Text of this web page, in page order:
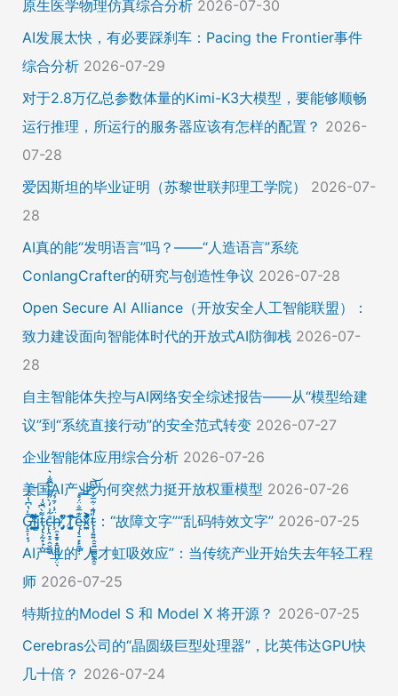
原生医学物理仿真综合分析 2026-07-30
AI发展太快，有必要踩刹车：Pacing the Frontier事件
综合分析 2026-07-29
对于2.8万亿总参数体量的Kimi-K3大模型，要能够顺畅
运行推理，所运行的服务器应该有怎样的配置？ 2026-
07-28
爱因斯坦的毕业证明（苏黎世联邦理工学院）
2026-07-
28
AI真的能“发明语言”吗？——“人造语言”系统
ConlangCrafter的研究与创造性争议 2026-07-28
Open Secure AI Alliance（开放安全人工智能联盟）：
致力建设面向智能体时代的开放式AI防御栈 2026-07-
28
自主智能体失控与AI网络安全综述报告——从“模型给建
议”到“系统直接行动”的安全范式转变 2026-07-27
企业智能体应用综合分析 2026-07-26
美国AI产业为何突然力挺开放权重模型 2026-07-26
Ḡ̵̨̠͎̘͕̍̔͆̔͋͑͠ļ̸͍͈͉̞̊̑̃̉̔̍̾̈̚į̵̡̙̯͇̲̱̯̱̒͂͋̄t̴̡̢͕̰̟̙͌̀͆̐͑c̶̨̢̤̞̠̭̮̳̼̠̄͋͗̒̀̋͂͌̃͆͌͑͛ḩ̶̯͙̱̥̟̱̘͖̱̤͕̤̈́͑́̄̉́ͅ ̸̡̡̛̜̣̝̓̀͛̇̂̚T̸̗̞̰̪̤̭͙̹͆̽̌̀̾͝͝ę̴̡̣̠͙̙̱̼̬̣̑͊̅̐̈́̊͠͝͠x̴̪̫͎̓͗͐̃̄̐̀͋͛͐t̴̢̧͍͍̭̠͍̳͚̫̼̭̠̎̋͑͋̅̌͑̌̏͆͘̚͝：“故障文字”“乱码特效文字” 2026-07-25
AI产业的“人才虹吸效应”：当传统产业开始失去年轻工程
师 2026-07-25
特斯拉的Model S 和 Model X 将开源？ 2026-07-25
Cerebras公司的“晶圆级巨型处理器”，比英伟达GPU快
几十倍？ 2026-07-24